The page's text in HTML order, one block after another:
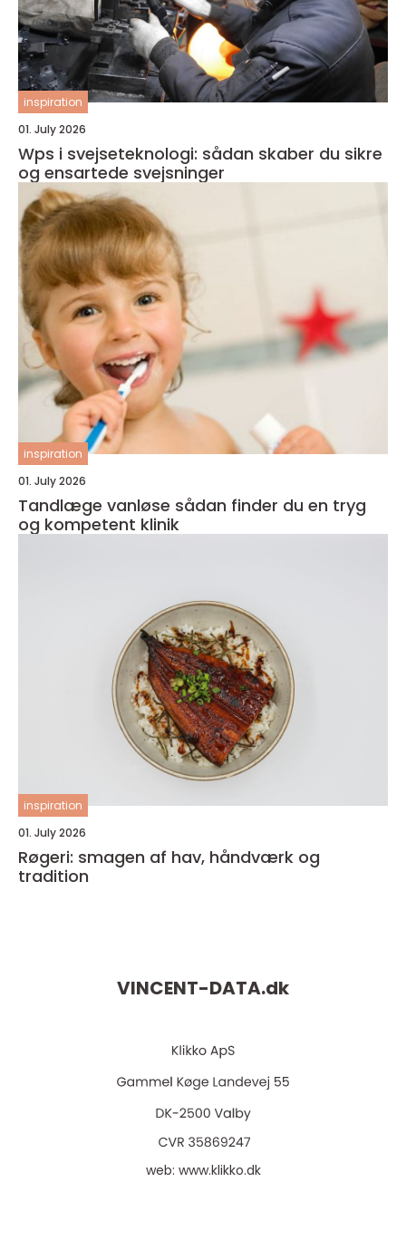
inspiration
01. July 2026
Wps i svejseteknologi: sådan skaber du sikre
og ensartede svejsninger
inspiration
01. July 2026
Tandlæge vanløse sådan finder du en tryg
og kompetent klinik
inspiration
01. July 2026
Røgeri: smagen af hav, håndværk og
tradition
VINCENT-DATA.dk
web: www.klikko.dk